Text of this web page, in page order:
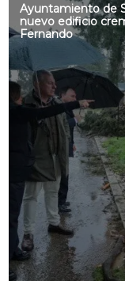
Ayuntamiento de
nuevo edificio
Fernando